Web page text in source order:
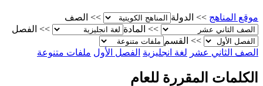
موقع المناهج >> الدولة >>
الصف
>>
المادة >>
الفصل
>>
القسم
الصف الثاني عشر لغة انجليزية الفصل الأول ملفات متنوعة
الكلمات المقررة للعام